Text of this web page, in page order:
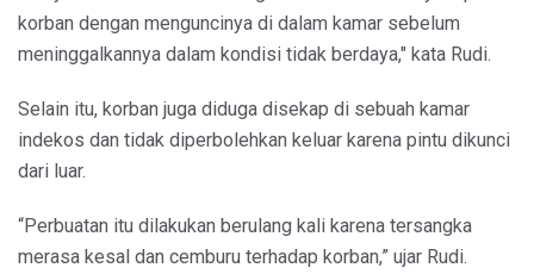
korban dengan menguncinya di dalam kamar sebelum
meninggalkannya dalam kondisi tidak berdaya," kata Rudi.
Selain itu, korban juga diduga disekap di sebuah kamar
indekos dan tidak diperbolehkan keluar karena pintu dikunci
dari luar.
“Perbuatan itu dilakukan berulang kali karena tersangka
merasa kesal dan cemburu terhadap korban,” ujar Rudi.